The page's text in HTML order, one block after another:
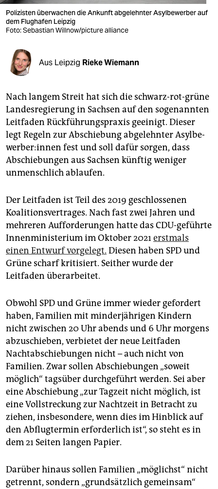
verlag
shop
fragen & hilfe
unterstützen
abo
genossenschaft
epaper login
Polizisten überwachen die Ankunft abgelehnter Asylbewerber auf
dem Flughafen Leipzig
Foto: Sebastian Willnow/picture alliance
Aus Leipzig Rieke Wiemann
Nach langem Streit hat sich die schwarz-rot-grüne
Landesregierung in Sachsen auf den sogenannten
Leitfaden Rückführungspraxis geeinigt. Dieser
legt Regeln zur Abschiebung abgelehnter Asyl­be­
wer­be­r:in­nen fest und soll dafür sorgen, dass
Abschiebungen aus Sachsen künftig weniger
unmenschlich ablaufen.
Der Leitfaden ist Teil des 2019 geschlossenen
Koalitionsvertrages. Nach fast zwei Jahren und
mehreren Aufforderungen hatte das CDU-geführte
Innenministerium im Oktober 2021erstmals
einen Entwurf vorgelegt. Diesen haben SPD und
Grüne scharf kritisiert. Seither wurde der
Leitfaden überarbeitet.
Obwohl SPD und Grüne immer wieder gefordert
haben, Familien mit minderjährigen Kindern
nicht zwischen 20 Uhr abends und 6 Uhr morgens
abzuschieben, verbietet der neue Leitfaden
Nachtabschiebungen nicht – auch nicht von
Familien. Zwar sollen Abschiebungen „soweit
möglich“ tagsüber durchgeführt werden. Sei aber
eine Abschiebung „zur Tagzeit nicht möglich, ist
eine Vollstreckung zur Nachtzeit in Betracht zu
ziehen, insbesondere, wenn dies im Hinblick auf
den Abflugtermin erforderlich ist“, so steht es in
dem 21 Seiten langen Papier.
Darüber hinaus sollen Familien „möglichst“ nicht
getrennt, sondern „grundsätzlich gemeinsam“